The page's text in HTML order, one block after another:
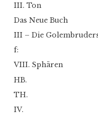
III. Ton
Das Neue Buch
III – Die
f:
VIII. Sphären
HB.
TH.
IV.